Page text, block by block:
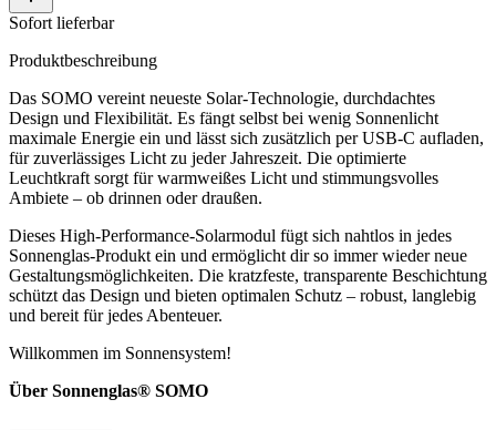
Sofort lieferbar
Produktbeschreibung
Das SOMO vereint neueste Solar-Technologie, durchdachtes
Design und Flexibilität. Es fängt selbst bei wenig Sonnenlicht
maximale Energie ein und lässt sich zusätzlich per USB-C aufladen,
für zuverlässiges Licht zu jeder Jahreszeit. Die optimierte
Leuchtkraft sorgt für warmweißes Licht und stimmungsvolles
Ambiete – ob drinnen oder draußen.
Dieses High-Performance-Solarmodul fügt sich nahtlos in jedes
Sonnenglas-Produkt ein und ermöglicht dir so immer wieder neue
Gestaltungsmöglichkeiten. Die kratzfeste, transparente Beschichtung
schützt das Design und bieten optimalen Schutz – robust, langlebig
und bereit für jedes Abenteuer.
Willkommen im Sonnensystem!
Über Sonnenglas® SOMO